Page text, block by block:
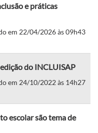
e práticas
em 22/04/2026 às 09h43
do INCLUISAP
em 24/10/2022 às 14h27
escolar são tema de